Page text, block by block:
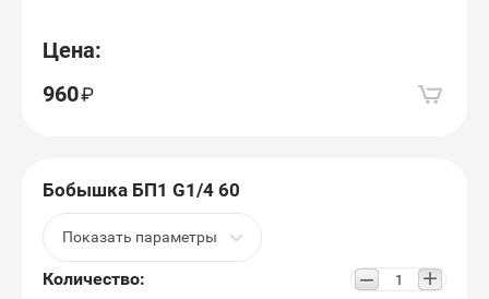
Цена:
960
Бобышка БП1 G1/4 60
Показать параметры
Количество: − +